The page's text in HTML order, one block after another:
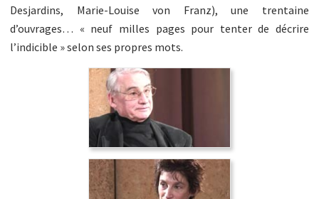
Desjardins, Marie-Louise von Franz), une trentaine
d’ouvrages… « neuf milles pages pour tenter de décrire
l’indicible » selon ses propres mots.